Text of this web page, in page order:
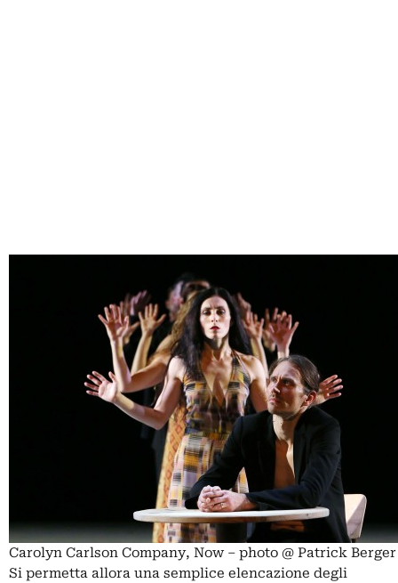
Carolyn Carlson Company, Now – photo @ Patrick Berger
Si permetta allora una semplice elencazione degli